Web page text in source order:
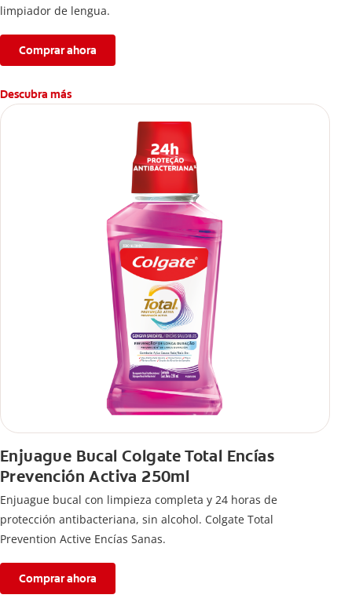
limpiador de lengua.
Comprar ahora
Descubra más
Enjuague Bucal Colgate Total Encías
Prevención Activa 250ml
Enjuague bucal con limpieza completa y 24 horas de
protección antibacteriana, sin alcohol. Colgate Total
Prevention Active Encías Sanas.
Comprar ahora